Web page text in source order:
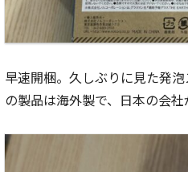
早速開梱。久しぶりに見た発
の製品は海外製で、日本の会社